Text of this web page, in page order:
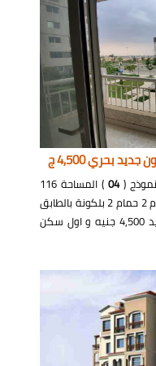
جديد بحري 4,500 ج
(
04
) المساحة 116
بحري تطل على باركنج تشمل 3 نوم 2 حمام 2 بلكونة بالطابق
الأول تشطيب الشركة للإيجار قانون جديد 4,500 جنيه و اول سكن